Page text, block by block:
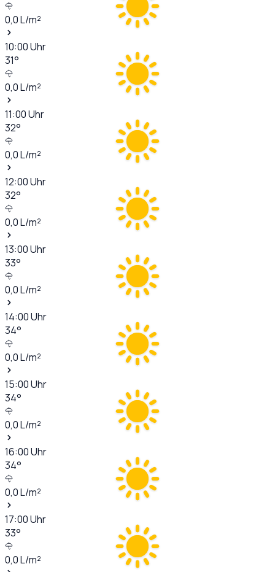
0,0L/m²
10:00Uhr
31°
0,0L/m²
11:00Uhr
32°
0,0L/m²
12:00Uhr
32°
0,0L/m²
13:00Uhr
33°
0,0L/m²
14:00Uhr
34°
0,0L/m²
15:00Uhr
34°
0,0L/m²
16:00Uhr
34°
0,0L/m²
17:00Uhr
33°
0,0L/m²